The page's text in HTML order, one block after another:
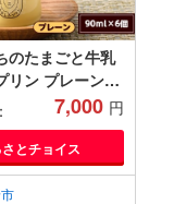
のたまごと牛乳
リン プレーン
【1576516】
7,000 円
とチョイス